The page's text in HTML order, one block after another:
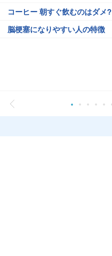
コーヒー 朝すぐ飲むのはダメ?
脳梗塞になりやすい人の特徴